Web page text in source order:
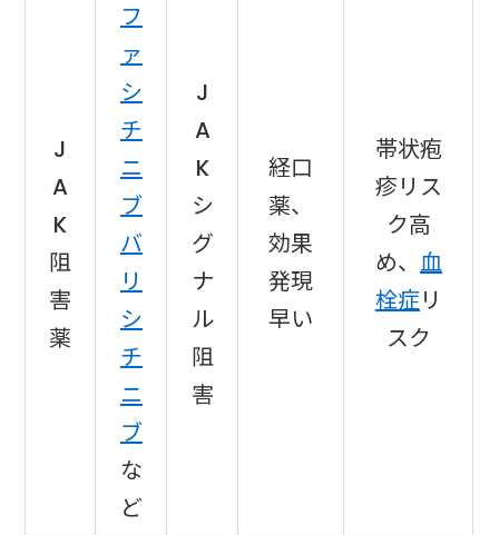
J
A
K
阻
害
薬
フ
ァ
シ
チ
ニ
ブ
バ
リ
シ
チ
ニ
ブ
な
ど
J
A
K
シ
グ
ナ
ル
阻
害
経口
薬、
効果
発現
早い
帯状疱
疹リス
ク高
め、 血
栓症リ
スク